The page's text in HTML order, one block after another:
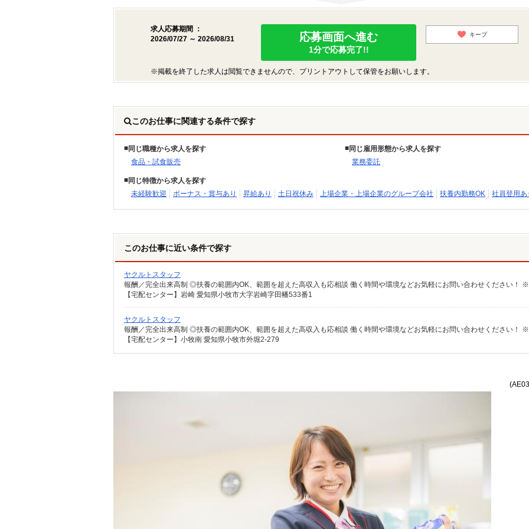
求人応募期間 ：
2026/07/27 ～ 2026/08/31
応募画面へ進む
1分で応募完了!!
キープ
※掲載を終了した求人は閲覧できませんので、プリントアウトして保管をお願いします。
このお仕事に関連する条件で探す
同じ職種から求人を探す
食品・試食販売
同じ雇用形態から求人を探す
業務委託
同じ特徴から求人を探す
未経験歓迎
ボーナス・賞与あり 昇給あり 土日祝休み 上場企業・上場企業のグループ会社 扶養内勤務OK 社員登用あ
このお仕事に近い条件で探す
ヤクルトスタッフ
【宅配センター】岩崎 愛知県小牧市大字岩崎字田幡533番1
ヤクルトスタッフ
【宅配センター】小牧南 愛知県小牧市外堀2-279